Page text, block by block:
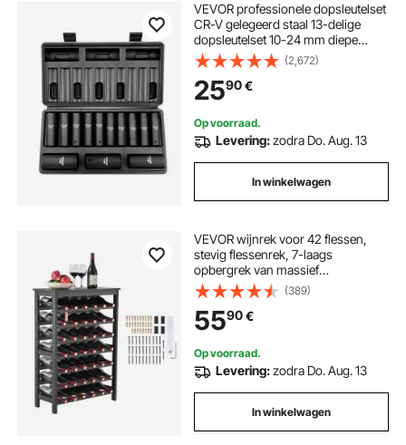
VEVOR professionele dopsleutelset
CR-V gelegeerd staal 13-delige
dopsleutelset 10-24 mm diepe
doppen slagmoersleutel, HRC 42-
48 dopsleutel inclusief
gereedschapskoffer, metrische
schroefverwijderaar
(2,672)
2590€
Op voorraad.
Levering:zodra Do. Aug. 13
In winkelwagen
VEVOR wijnrek voor 42 flessen,
stevig flessenrek, 7-laags
opbergrek van massief
bamboehout, vrijstaand wijnrek,
wiebelvrije planken voor keuken,
bar en kelder (zwart)
(389)
5590€
Op voorraad.
Levering:zodra Do. Aug. 13
In winkelwagen